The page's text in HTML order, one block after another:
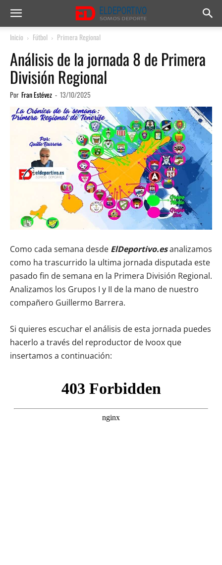
Inicio Fútbol Primera Regional
Análisis de la jornada 8 de Primera
División Regional
Por Fran Estévez - 13/10/2025
Como cada semana desde ElDeportivo.esanalizamos
como ha trascurrido la ultima jornada disputada este
pasado fin de semana en la Primera División Regional.
Analizamos los Grupos I y II de la mano de nuestro
compañero Guillermo Barrera.
Si quieres escuchar el análisis de esta jornada puedes
hacerlo a través del reproductor de Ivoox que
insertamos a continuación: